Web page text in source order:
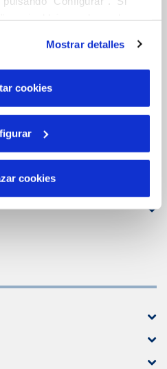
el sitio web funcione y que
Puedes consultar
Política de Cookies
Mostrar detalles
cookies
cookies